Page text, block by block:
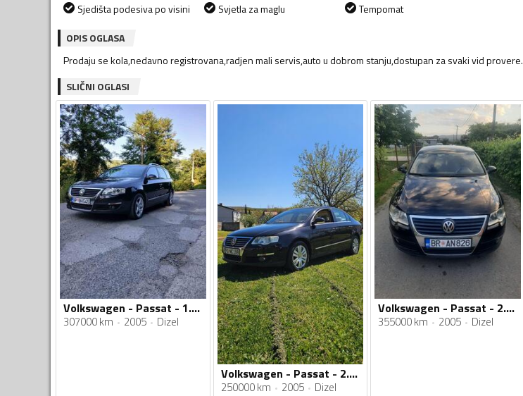
Sjedišta podesiva po visini
Svjetla za maglu
Tempomat
OPIS OGLASA
Prodaju se kola,nedavno registrovana,radjen mali servis,auto u dobrom stanju,dostupan za svaki vid provere.
SLIČNI OGLASI
Volkswagen - Passat - 1.9tdi
307000 km 2005 Dizel
Volkswagen - Passat - 2.0 TDI 103 KW
250000 km 2005 Dizel
Volkswagen - Passat - 2.0 tdi
355000 km 2005 Dizel